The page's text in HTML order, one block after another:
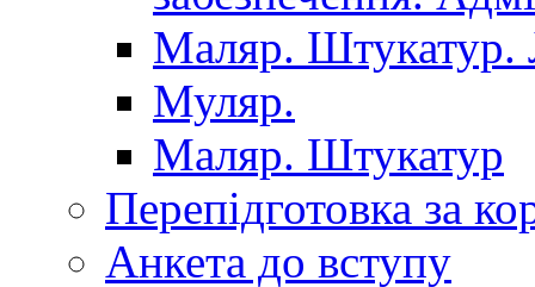
Маляр. Штукатур.
Муляр.
Маляр. Штукатур
Перепідготовка за
Анкета до вступу